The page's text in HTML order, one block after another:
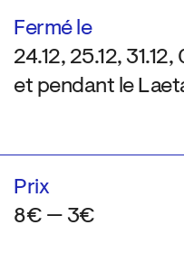
Fermé le
24.12, 25.12, 31.12,
et pendant le
Prix
8€ — 3€